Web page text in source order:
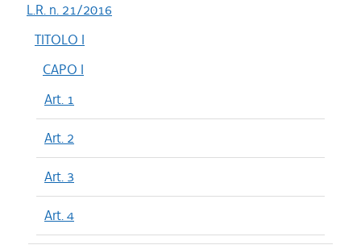
L.R. n. 21/2016
TITOLO I
CAPO I
Art. 1
Art. 2
Art. 3
Art. 4